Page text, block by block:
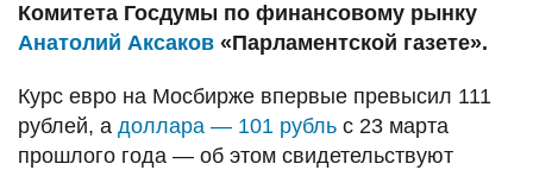
Комитета Госдумы по финансовому рынку
Анатолий Аксаков «Парламентской газете».
Курс евро на Мосбирже впервые превысил 111
рублей, а доллара — 101 рубль с 23 марта
прошлого года — об этом свидетельствуют